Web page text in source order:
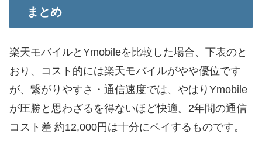
まとめ
楽天モバイルとYmobileを比較した場合、下表のと
おり、コスト的には楽天モバイルがやや優位です
が、繋がりやすさ・通信速度では、やはりYmobile
が圧勝と思わざるを得ないほど快適。2年間の通信
コスト差 約12,000円は十分にペイするものです。